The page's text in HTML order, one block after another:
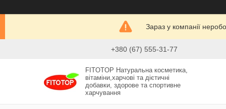
Зараз у компанії
+380 (67) 555-31-77
FITOTOP Натуральна косметика,
вітаміни,харчові та дієтичні
добавки, здорове та спортивне
харчування